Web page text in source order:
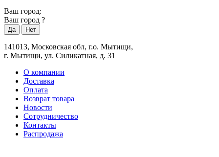
Ваш город:
Ваш город ?
141013, Московская обл, г.о. Мытищи,
г. Мытищи, ул. Силикатная, д. 31
О компании
Доставка
Оплата
Возврат товара
Новости
Сотрудничество
Контакты
Распродажа